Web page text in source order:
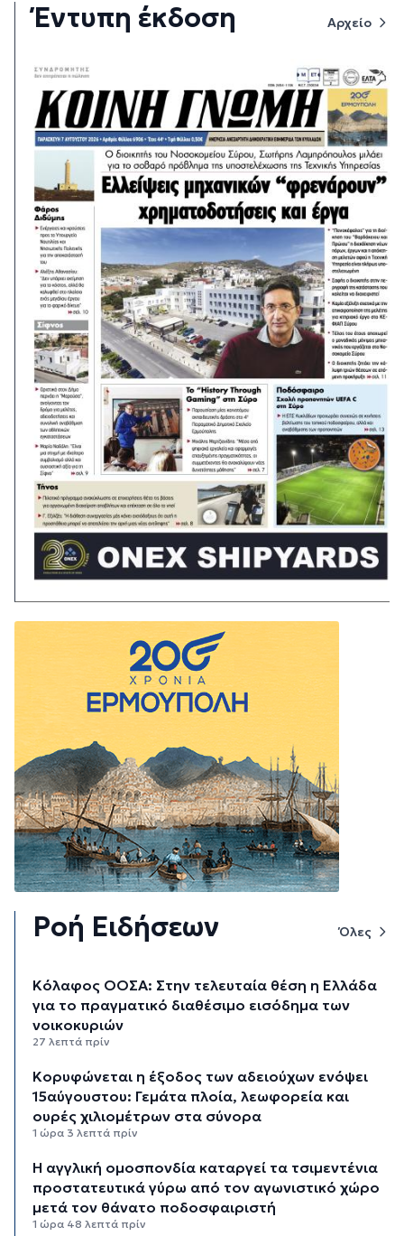
Έντυπη έκδοση Αρχείο
Ροή Ειδήσεων Όλες
Κόλαφος ΟΟΣΑ: Στην τελευταία θέση η Ελλάδα
για το πραγματικό διαθέσιμο εισόδημα των
νοικοκυριών
27 λεπτά πρίν
Κορυφώνεται η έξοδος των αδειούχων ενόψει
15αύγουστου: Γεμάτα πλοία, λεωφορεία και
ουρές χιλιομέτρων στα σύνορα
1 ώρα 3 λεπτά πρίν
Η αγγλική ομοσπονδία καταργεί τα τσιμεντένια
προστατευτικά γύρω από τον αγωνιστικό χώρο
μετά τον θάνατο ποδοσφαιριστή
1 ώρα 48 λεπτά πρίν